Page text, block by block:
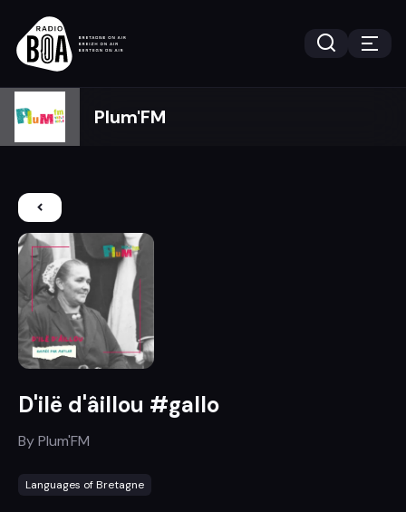
Plum'FM
D'ilë d'âillou #gallo
ByPlum'FM
Languages of Bretagne